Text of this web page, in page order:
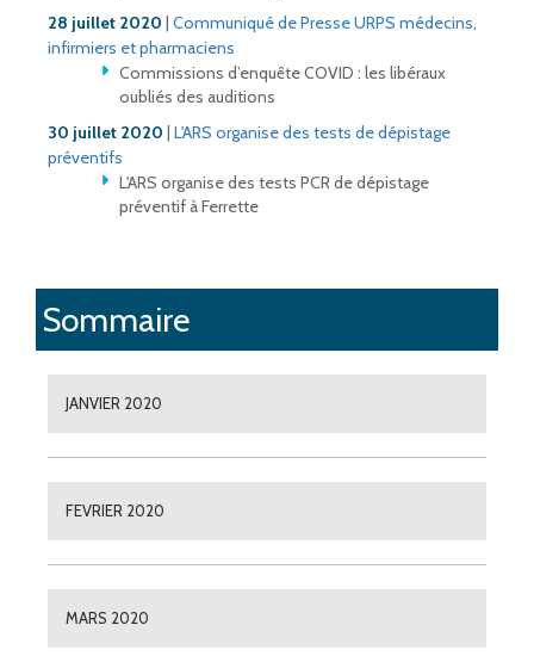
28 juillet 2020 | Communiqué de Presse URPS médecins,
infirmiers et pharmaciens
Commissions d’enquête COVID : les libéraux
oubliés des auditions
30 juillet 2020 | L'ARS organise des tests de dépistage
préventifs
L'ARS organise des tests PCR de dépistage
préventif à Ferrette
Sommaire
JANVIER 2020
FEVRIER 2020
MARS 2020